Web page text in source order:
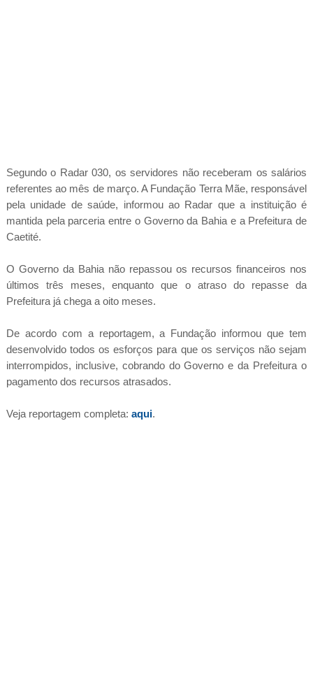
Segundo o Radar 030, os servidores não receberam os salários
referentes ao mês de março. A Fundação Terra Mãe, responsável
pela unidade de saúde, informou ao Radar que a instituição é
mantida pela parceria entre o Governo da Bahia e a Prefeitura de
Caetité.
O Governo da Bahia não repassou os recursos financeiros nos
últimos três meses, enquanto que o atraso do repasse da
Prefeitura já chega a oito meses.
De acordo com a reportagem, a Fundação informou que tem
desenvolvido todos os esforços para que os serviços não sejam
interrompidos, inclusive, cobrando do Governo e da Prefeitura o
pagamento dos recursos atrasados.
Veja reportagem completa: aqui.